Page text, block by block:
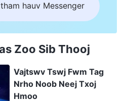
hauv Messenger
Zoo Sib Thooj
Vajtswv Tswj Fwm Tag
Nrho Noob Neej Txoj
Hmoo